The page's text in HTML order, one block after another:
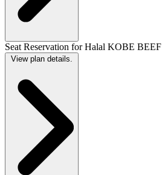
Seat Reservation for Halal KOBE BEEF